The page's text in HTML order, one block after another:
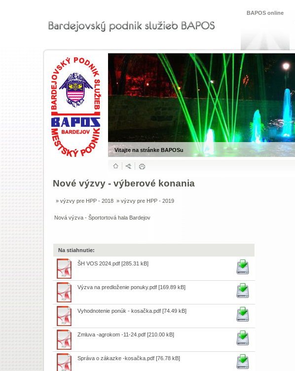
BAPOS online
Vitajte na stránke BAPOSu
Nové výzvy - výberové konania
» výzvy pre HPP - 2018 » výzvy pre HPP - 2019
Nová výzva - Športortová hala Bardejov
Na stiahnutie:
ŠH VOS 2024.pdf [285.31 kB]
Výzva na predloženie ponuky.pdf [169.89 kB]
Vyhodnotenie ponúk - kosačka.pdf [74.49 kB]
Zmluva -agrokom -11-24.pdf [210.00 kB]
Správa o zákazke -kosačka.pdf [76.78 kB]